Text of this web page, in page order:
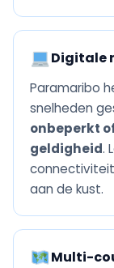
Digitale
Paramaribo
snelheden
onbeperkt
geldigheid.
aan de kust.
Multi-